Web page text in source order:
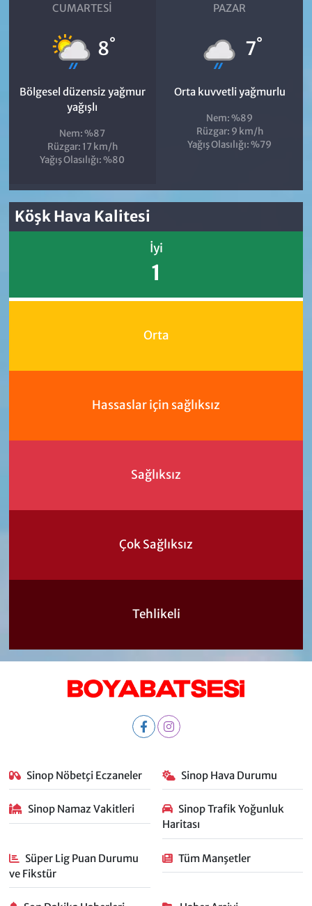
CUMARTESI
8°
Bölgesel düzensiz yağmur
yağışlı
Nem: %87
Rüzgar: 17 km/h
Yağış Olasılığı: %80
PAZAR
7°
Orta kuvvetli yağmurlu
Nem: %89
Rüzgar: 9 km/h
Yağış Olasılığı: %79
Köşk Hava Kalitesi
İyi
1
Orta
Hassaslar için sağlıksız
Sağlıksız
Çok Sağlıksız
Tehlikeli
Sinop Nöbetçi Eczaneler Sinop Hava Durumu
Sinop Namaz Vakitleri
Sinop Trafik Yoğunluk
Haritası
Süper Lig Puan Durumu
ve Fikstür
Tüm Manşetler